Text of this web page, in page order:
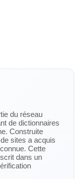
du réseau
de dictionnaires
Construite
sites a acquis
Cette
dans un